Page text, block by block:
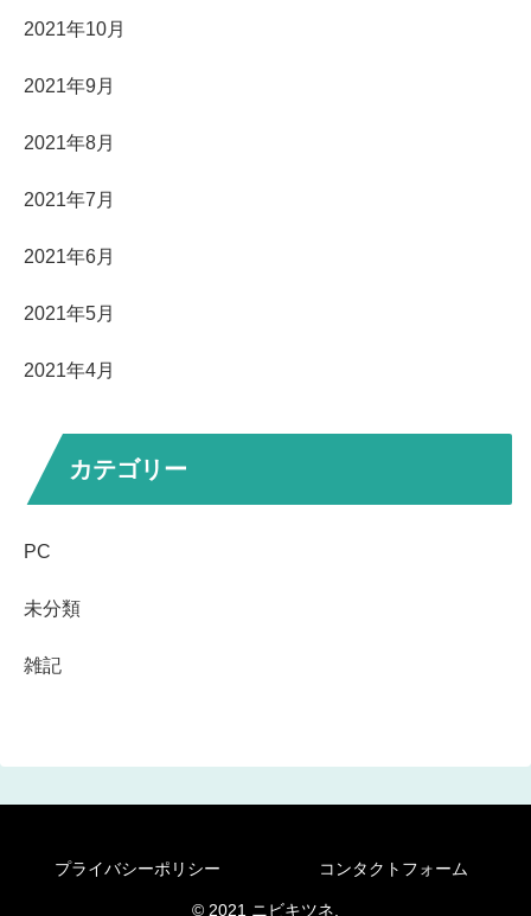
2021年10月
2021年9月
2021年8月
2021年7月
2021年6月
2021年5月
2021年4月
カテゴリー
PC
未分類
雑記
プライバシーポリシー コンタクトフォーム
© 2021 ニビキツネ.